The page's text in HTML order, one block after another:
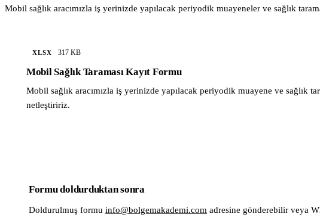
Mobil sağlık aracımızla iş yerinizde yapılacak periyodik muayeneler ve sağlık
XLSX 317 KB
Mobil Sağlık Taraması Kayıt Formu
Mobil sağlık aracımızla iş yerinizde yapılacak periyodik muayene ve sağlık
netleştiririz.
Formu doldurduktan sonra
Doldurulmuş formu info@bolgemakademi.com adresine gönderebilir veya